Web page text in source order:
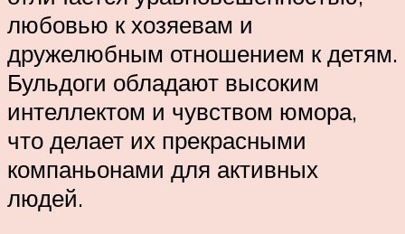
любовью к хозяевам и
дружелюбным отношением к детям.
Бульдоги обладают высоким
интеллектом и чувством юмора,
что делает их прекрасными
компаньонами для активных
людей.